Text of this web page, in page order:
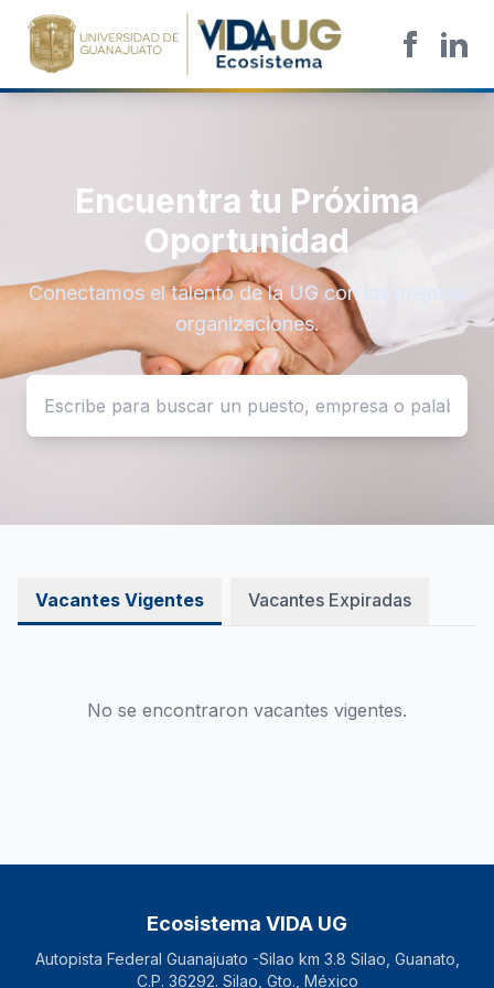
Encuentra tu Próxima
Oportunidad
Conectamos el talento de la UG con las mejores
organizaciones.
Vacantes Vigentes Vacantes Expiradas
No se encontraron vacantes vigentes.
Ecosistema VIDA UG
Autopista Federal Guanajuato -Silao km 3.8 Silao, Guanato,
C.P. 36292. Silao, Gto., México